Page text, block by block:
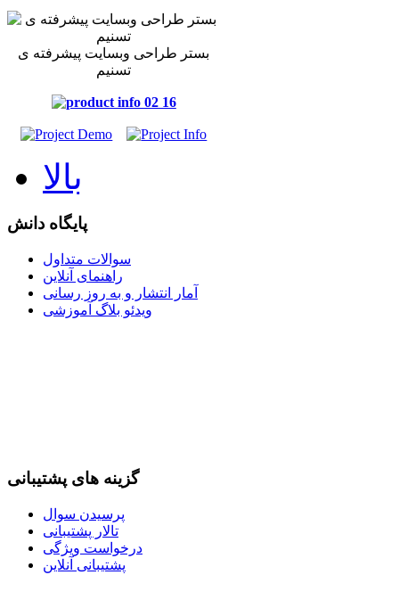
بستر طراحی وبسایت پیشرفته ی
تسنیم
بالا
پایگاه دانش
سوالات متداول
راهنمای آنلاین
آمار انتشار و به روز رسانی
ویدئو بلاگ آموزشی
گزینه های پشتیبانی
پرسیدن سوال
تالار پشتیبانی
درخواست ویژگی
پشتیبانی آنلاین